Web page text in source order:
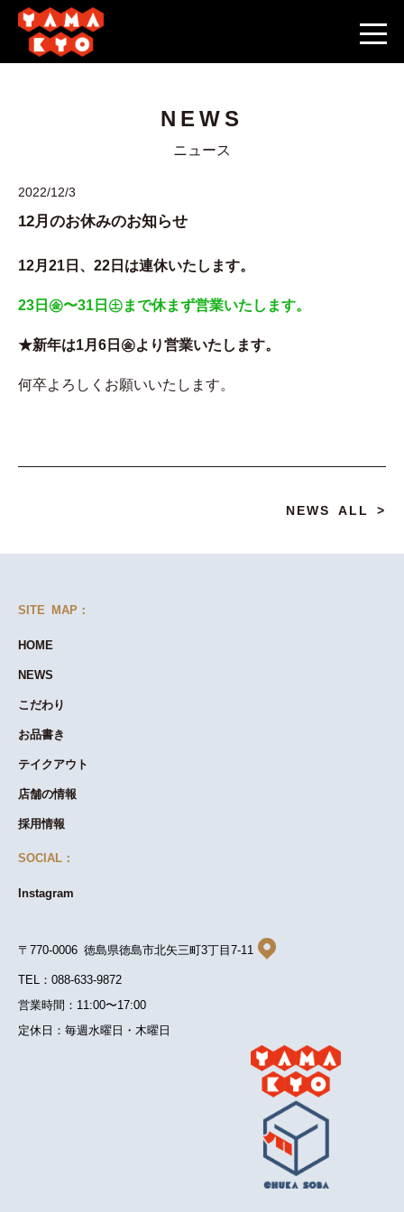
NEWS
ニュース
2022/12/3
12月のお休みのお知らせ
12月21日、22日は連休いたします。
23日㊎〜31日㊏まで休まず営業いたします。
★新年は1月6日㊎より営業いたします。
何卒よろしくお願いいたします。
NEWS ALL >
SITE MAP：
HOME
NEWS
こだわり
お品書き
テイクアウト
店舗の情報
採用情報
SOCIAL：
Instagram
〒770-0006 徳島県徳島市北矢三町3丁目7-11
TEL：088-633-9872
営業時間：11:00〜17:00
定休日：毎週水曜日・木曜日